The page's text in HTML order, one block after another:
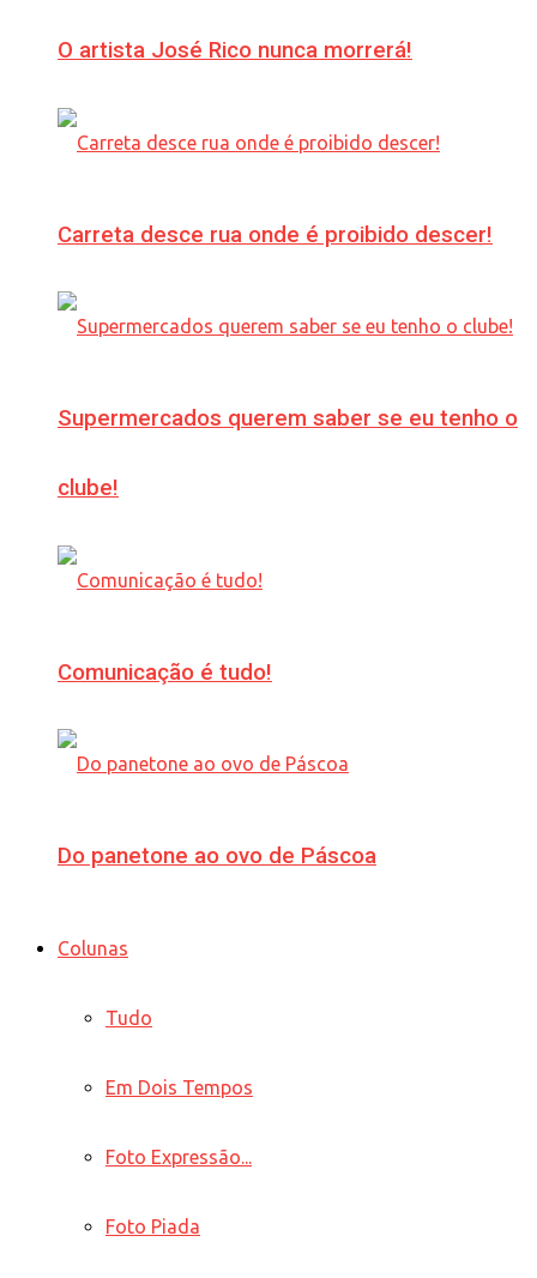
O artista José Rico nunca morrerá!
Carreta desce rua onde é proibido descer!
Supermercados querem saber se eu tenho o
clube!
Comunicação é tudo!
Do panetone ao ovo de Páscoa
Colunas
Tudo
Em Dois Tempos
Foto Expressão...
Foto Piada